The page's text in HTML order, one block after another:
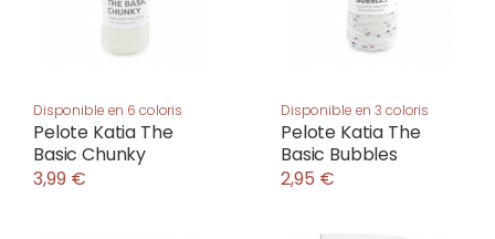
Disponible en 6 coloris
Pelote Katia The
Basic Chunky
3,99 €
Disponible en 3 coloris
Pelote Katia The
Basic Bubbles
2,95 €